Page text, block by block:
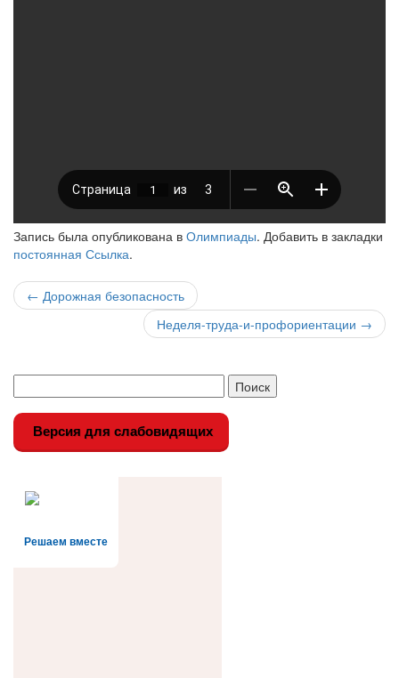
Запись была опубликована в Олимпиады. Добавить в закладки
постоянная Ссылка.
Навигация
записи
← Дорожная безопасность
Неделя-труда-и-профориентации →
Версия для слабовидящих
Решаем вместе